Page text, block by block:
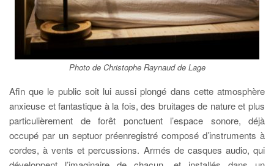
Photo de Christophe Raynaud de Lage
Afin que le public soit lui aussi plongé dans cette atmosphère
anxieuse et fantastique à la fois, des bruitages de nature et plus
particulièrement de forêt ponctuent l’espace sonore, déjà
occupé par un septuor préenregistré composé d’instruments à
cordes, à vents et percussions. Armés de casques audio, qui